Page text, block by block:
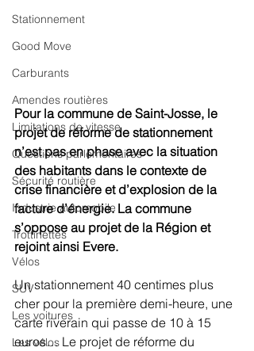
Stationnement
Good Move
Carburants
Amendes routières
Limitations de vitesse
Questions parlementaires
Sécurité routière
Industrie automobile
Trottinettes
Vélos
SUV
Les voitures
Les vélos
Pour la commune de Saint-Josse, le
projet de réforme de stationnement
n’est pas en phase avec la situation
des habitants dans le contexte de
crise financière et d’explosion de la
facture d’énergie. La commune
s’oppose au projet de la Région et
rejoint ainsi Evere.
Un stationnement 40 centimes plus
cher pour la première demi-heure, une
carte riverain qui passe de 10 à 15
euros… Le projet de réforme du